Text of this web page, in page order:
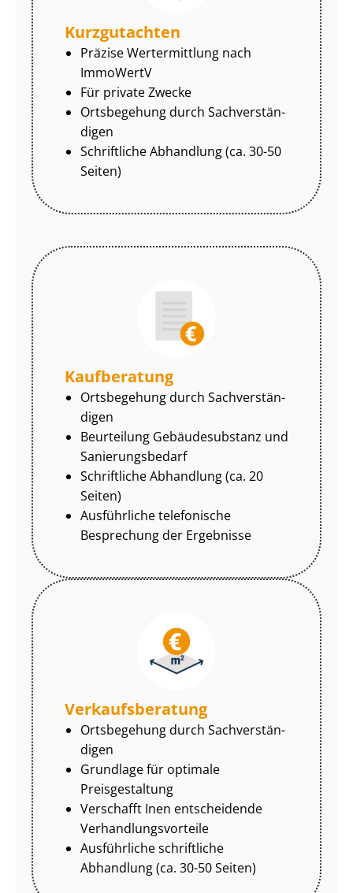
Kurzgutachten
Präzise Wertermittlung nach
ImmoWertV
Für private Zwecke
Ortsbegehung durch Sach­ver­stän­
di­gen
Schriftliche Abhandlung (ca. 30-50
Seiten)
Kaufberatung
Ortsbegehung durch Sach­ver­stän­
di­gen
Beurteilung Gebäudesubstanz und
Sa­nie­rungs­be­darf
Schriftliche Abhandlung (ca. 20
Seiten)
Ausführliche telefonische
Besprechung der Ergebnisse
Ver­kaufs­be­ra­tung
Ortsbegehung durch Sach­ver­stän­
di­gen
Grundlage für optimale
Preisgestaltung
Verschafft Inen entscheidende
Ver­hand­lungs­vor­tei­le
Ausführliche schriftliche
Abhandlung (ca. 30-50 Seiten)